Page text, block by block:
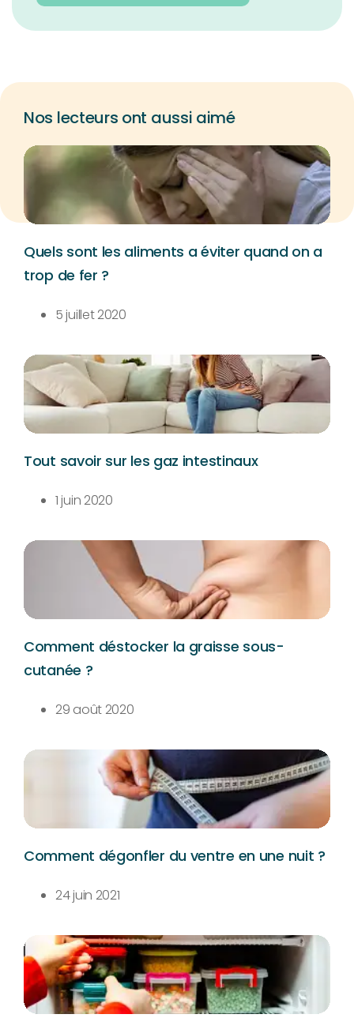
Nos lecteurs ont aussi aimé
Quels sont les aliments a éviter quand on a
trop de fer ?
5 juillet 2020
Tout savoir sur les gaz intestinaux
1 juin 2020
Comment déstocker la graisse sous-
cutanée ?
29 août 2020
Comment dégonfler du ventre en une nuit ?
24 juin 2021